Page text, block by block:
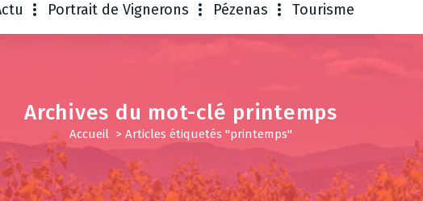
Portrait de Vignerons Pézenas Tourisme
Archives du mot-clé printemps
Accueil > Articles étiquetés "printemps"